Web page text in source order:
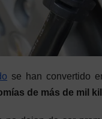
se han convertido
de más de mil